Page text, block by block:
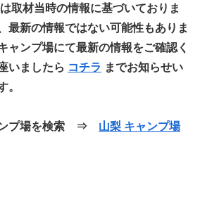
取材当時の情報に基づいておりま
最新の情報ではない可能性もありま
ャンプ場にて最新の情報をご確認く
いましたら コチラ までお知らせい
。
ンプ場を検索 ⇒ 山梨 キャンプ場